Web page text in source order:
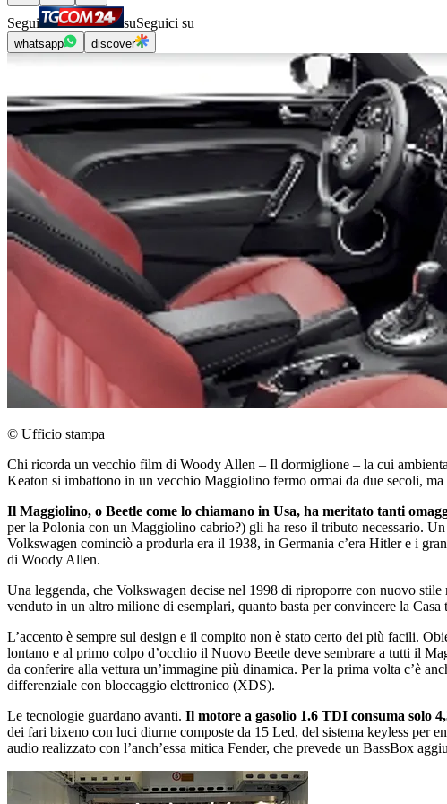
Segui suSeguici su
whatsapp discover
© Ufficio stampa
Chi ricorda un vecchio film di Woody Allen – Il dormiglione – la cui
Keaton si imbattono in un vecchio Maggiolino fermo ormai da due secoli,
Il Maggiolino, o Beetle come lo chiamano in Usa, ha meritato tanti
per la Polonia con un Maggiolino cabrio?) gli ha reso il tributo necessario. Un
Volkswagen cominciò a produrla era il 1938, in Germania c’era Hitler e i
di Woody Allen.
Una leggenda, che Volkswagen decise nel 1998 di riproporre con nuovo
venduto in un altro milione di esemplari, quanto basta per convincere la
L’accento è sempre sul design e il compito non è stato certo dei più facili.
lontano e al primo colpo d’occhio il Nuovo Beetle deve sembrare a tutti il
da conferire alla vettura un’immagine più dinamica. Per la prima volta c’è
differenziale con bloccaggio elettronico (XDS).
Le tecnologie guardano avanti. Il motore a gasolio 1.6 TDI consuma solo
dei fari bixeno con luci diurne composte da 15 Led, del sistema keyless per
audio realizzato con l’anch’essa mitica Fender, che prevede un BassBox